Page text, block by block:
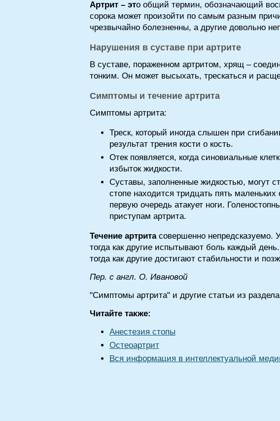
Артрит – это общий термин, обозначающий
сорока может произойти по самым разным
чрезвычайно болезненны, а другие довольно
Нарушения в суставе при артрите
В суставе, пораженном артритом, хрящ –
тонким. Он может высыхать, трескаться и
Симптомы и течение артрита
Симптомы артрита:
Треск, который иногда слышен при
результат трения кости о кость.
Отек появляется, когда синовиальные
избыток жидкости.
Суставы, заполненные жидкостью, могут
стопе находится тридцать пять
первую очередь атакует ноги.
приступам артрита.
Течение артритасовершенно непредсказуемо.
тогда как другие испытывают боль каждый
тогда как другие достигают стабильности и
Пер. с англ. О. Ивановой
"Симптомы артрита" и другие статьи из раздела
Читайте также:
Анестезия стопы
Остеоартрит
Вся информация в интеллектуальной